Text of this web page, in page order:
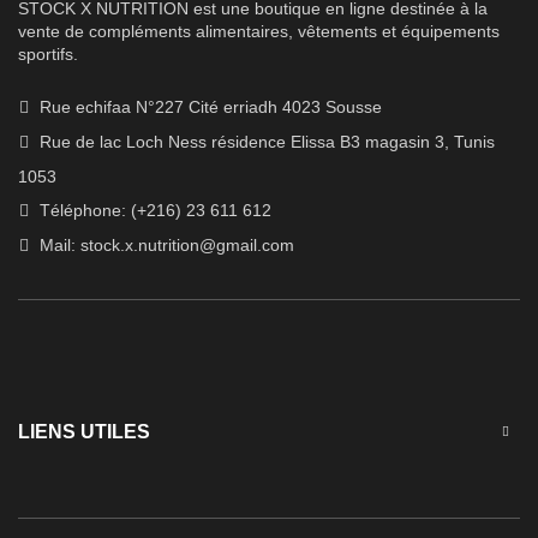
STOCK X NUTRITION est une boutique en ligne destinée à la
vente de compléments alimentaires, vêtements et équipements
sportifs.
Rue echifaa N°227 Cité erriadh 4023 Sousse
Rue de lac Loch Ness résidence Elissa B3 magasin 3, Tunis
1053
Téléphone: (+216) 23 611 612
Mail: stock.x.nutrition@gmail.com
LIENS UTILES